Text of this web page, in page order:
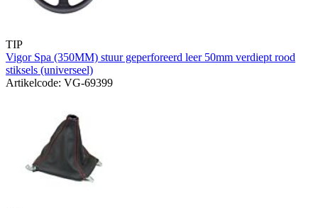
TIP
Vigor Spa (350MM) stuur geperforeerd leer 50mm verdiept rood
stiksels (universeel)
Artikelcode: VG-69399